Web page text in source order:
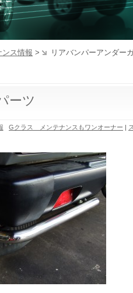
ンス情報 > リアバンパーアンダー
ーツ
Gクラス メンテナンスもワンオーナー |